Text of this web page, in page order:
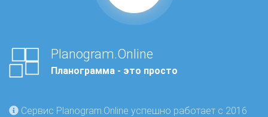
Planogram.Online
Планограмма - это просто
Сервис Planogram.Online успешно работает с 2016